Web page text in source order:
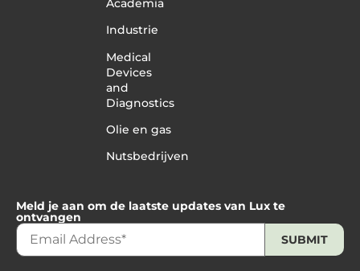
Academia
Industrie
Medical
Devices
and
Diagnostics
Olie en gas
Nutsbedrijven
Meld je aan om de laatste updates van Lux te
ontvangen